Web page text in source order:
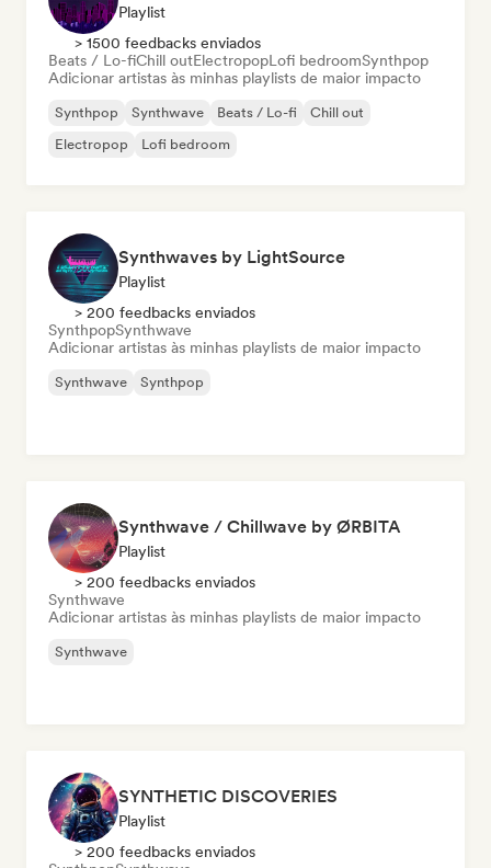
Playlist
> 1500 feedbacks enviados
Beats / Lo-fiChill outElectropopLofi bedroomSynthpop
Adicionar artistas às minhas playlists de maior impacto
Synthpop Synthwave Beats / Lo-fi
Chill out
Electropop
Lofi bedroom
Synthwaves by LightSource
Playlist
> 200 feedbacks enviados
SynthpopSynthwave
Adicionar artistas às minhas playlists de maior impacto
Synthwave Synthpop
Synthwave / Chillwave by ØRBITA
Playlist
> 200 feedbacks enviados
Synthwave
Adicionar artistas às minhas playlists de maior impacto
Synthwave
SYNTHETIC DISCOVERIES
Playlist
> 200 feedbacks enviados